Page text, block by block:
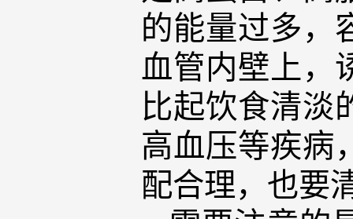
的能量过多，
血管内壁上，
比起饮食清淡
高血压等疾病
配合理，也要